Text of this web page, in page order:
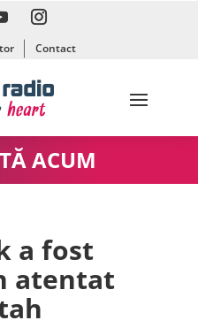
Contact
ACUM
a fost
atentat